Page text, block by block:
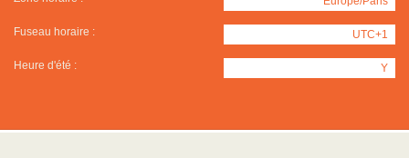
Fuseau horaire : UTC+1
Heure d'été : Y